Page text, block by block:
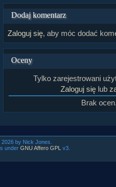
Dodaj komentarz
Zaloguj się, aby móc dodać
Oceny
Tylko zarejestrowani
Zaloguj się lub
Brak
by Nick Jones.
under GNU Affero GPL v3.